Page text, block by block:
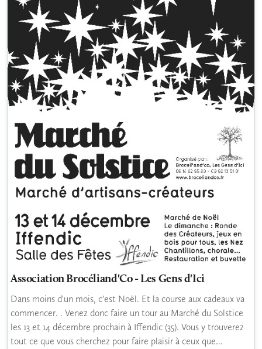
Association Brocéliand'Co - Les Gens d'Ici
Dans moins d'un mois, c'est Noël. Et la course aux cadeaux va
commencer. . Venez donc faire un tour au Marché du Solstice
les 13 et 14 décembre prochain à Iffendic (35). Vous y trouverez
tout ce que vous cherchez pour faire plaisir à ceux que...